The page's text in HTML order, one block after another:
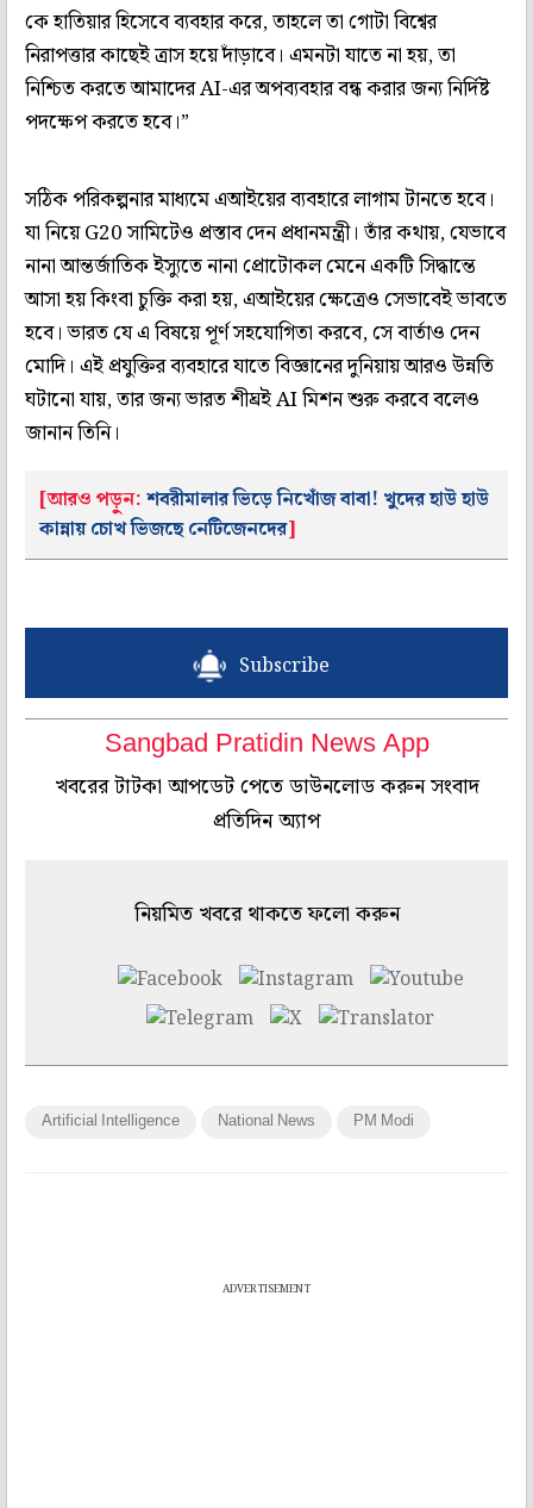
কে হাতিয়ার হিসেবে ব্যবহার করে, তাহলে তা গোটা বিশ্বের
নিরাপত্তার কাছেই ত্রাস হয়ে দাঁড়াবে। এমনটা যাতে না হয়, তা
নিশ্চিত করতে আমাদের AI-এর অপব্যবহার বন্ধ করার জন্য নির্দিষ্ট
পদক্ষেপ করতে হবে।”
সঠিক পরিকল্পনার মাধ্যমে এআইয়ের ব্যবহারে লাগাম টানতে হবে।
যা নিয়ে G20 সামিটেও প্রস্তাব দেন প্রধানমন্ত্রী। তাঁর কথায়, যেভাবে
নানা আন্তর্জাতিক ইস্যুতে নানা প্রোটোকল মেনে একটি সিদ্ধান্তে
আসা হয় কিংবা চুক্তি করা হয়, এআইয়ের ক্ষেত্রেও সেভাবেই ভাবতে
হবে। ভারত যে এ বিষয়ে পূর্ণ সহযোগিতা করবে, সে বার্তাও দেন
মোদি। এই প্রযুক্তির ব্যবহারে যাতে বিজ্ঞানের দুনিয়ায় আরও উন্নতি
ঘটানো যায়, তার জন্য ভারত শীঘ্রই AI মিশন শুরু করবে বলেও
জানান তিনি।
[আরও পড়ুন: শবরীমালার ভিড়ে নিখোঁজ বাবা! খুদের হাউ হাউ
কান্নায় চোখ ভিজছে নেটিজেনদের]
Subscribe
Sangbad Pratidin News App
খবরের টাটকা আপডেট পেতে ডাউনলোড করুন সংবাদ
প্রতিদিন অ্যাপ
নিয়মিত খবরে থাকতে ফলো করুন
Artificial Intelligence National News PM Modi
ADVERTISEMENT